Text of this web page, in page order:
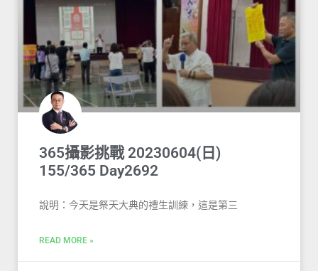
365攝影挑戰 20230604(日)
155/365 Day2692
說明：今天是祭天大典的禮生訓練，這是第三
READ MORE »